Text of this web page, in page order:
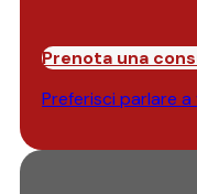
Prenota una
Preferisci parlare